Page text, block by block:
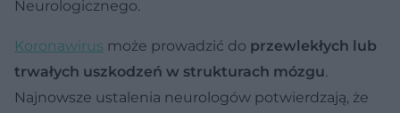
Neurologicznego.
Koronawirus może prowadzić do przewlekłych lub
trwałych uszkodzeń w strukturach mózgu.
Najnowsze ustalenia neurologów potwierdzają, że